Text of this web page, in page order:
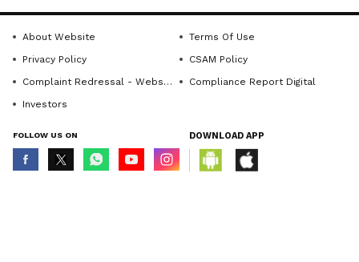
6
இந்தி திரையுலகின் நட்சத்திரங்களான
About Website
Terms Of Use
Privacy Policy
CSAM Policy
Complaint Redressal - Website
Compliance Report Digital
Investors
FOLLOW US ON DOWNLOAD APP